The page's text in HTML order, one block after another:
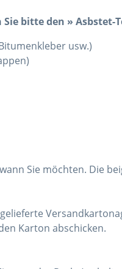
bitte den » Asbstet-
usw.)
Sie möchten. Die
Karton abschicken.